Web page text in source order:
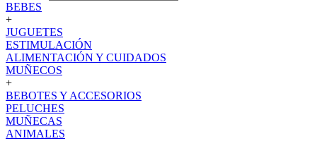
BEBES
+
JUGUETES
ESTIMULACIÓN
ALIMENTACIÓN Y CUIDADOS
MUÑECOS
+
BEBOTES Y ACCESORIOS
PELUCHES
MUÑECAS
ANIMALES